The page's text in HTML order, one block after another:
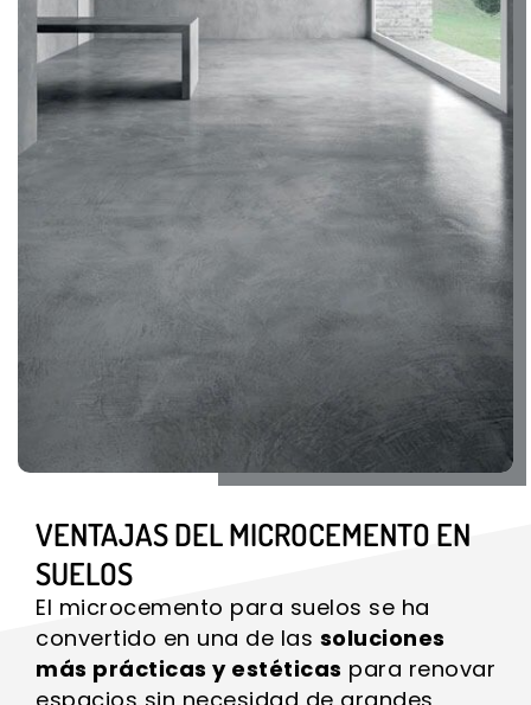
VENTAJAS DEL MICROCEMENTO EN
SUELOS
El microcemento para suelos se ha
convertido en una de las soluciones
más prácticas y estéticas para renovar